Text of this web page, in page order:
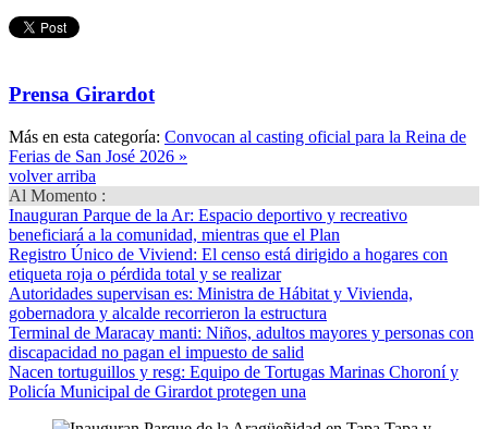
Prensa Girardot
Más en esta categoría: Convocan al casting oficial para la Reina de
Ferias de San José 2026 »
volver arriba
Al Momento :
Inauguran Parque de la Ar: Espacio deportivo y recreativo
beneficiará a la comunidad, mientras que el Plan
Registro Único de Viviend: El censo está dirigido a hogares con
etiqueta roja o pérdida total y se realizar
Autoridades supervisan es: Ministra de Hábitat y Vivienda,
gobernadora y alcalde recorrieron la estructura
Terminal de Maracay manti: Niños, adultos mayores y personas con
discapacidad no pagan el impuesto de salid
Nacen tortuguillos y resg: Equipo de Tortugas Marinas Choroní y
Policía Municipal de Girardot protegen una